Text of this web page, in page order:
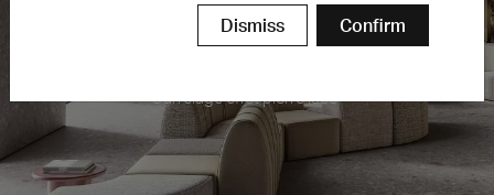
Carrelage effet pierre Iseo
Dismiss Confirm